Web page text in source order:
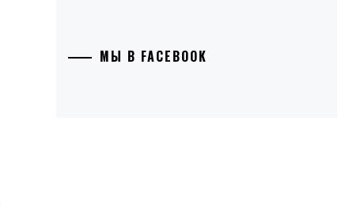
МЫ В FACEBOOK